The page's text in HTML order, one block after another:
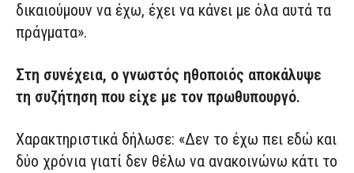
δικαιούμουν να έχω, έχει να κάνει με όλα αυτά τα
πράγματα».
Στη συνέχεια, ο γνωστός ηθοποιός αποκάλυψε
τη συζήτηση που είχε με τον πρωθυπουργό.
Χαρακτηριστικά δήλωσε: «Δεν το έχω πει εδώ και
δύο χρόνια γιατί δεν θέλω να ανακοινώνω κάτι το